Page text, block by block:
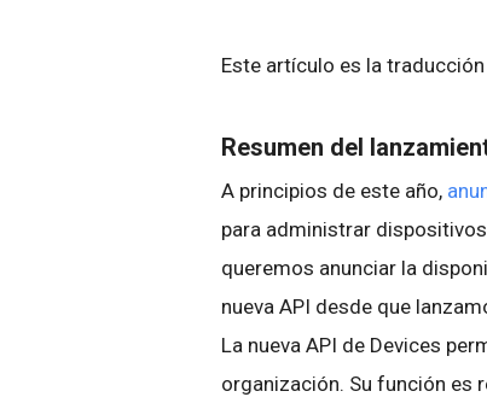
Este artículo es la
Resumen del
A principios de este año,
para administrar
queremos anunciar la
nueva API desde que
La nueva API de Devices
organización. Su función es